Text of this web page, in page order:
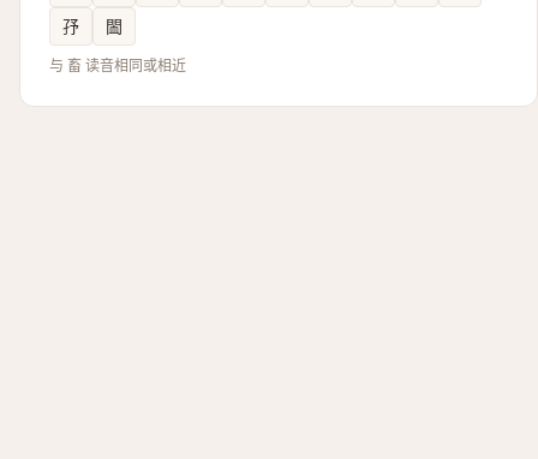
㜿
䦗
与 畜 读音相同或相近